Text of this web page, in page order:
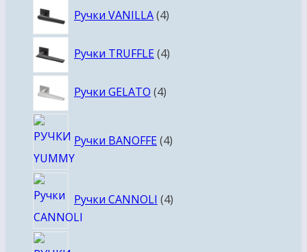
Ручки VANILLA 44
Ручки TRUFFLE 44
Ручки GELATO 44
Ручки BANOFFE 4товара
Ручки CANNOLI 4товара